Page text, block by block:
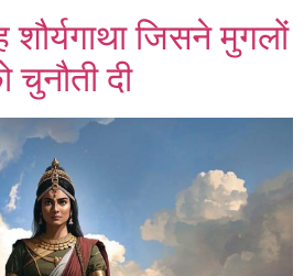
शौर्यगाथा जिसने मुगलों
दी